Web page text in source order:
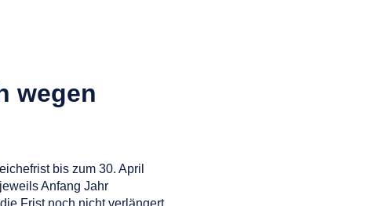
wegen
bis zum 30. April
Anfang Jahr
Frist noch nicht verlängert